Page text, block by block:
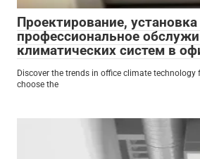
Проектирование, установка
профессиональное
климатических систем в
Discover the trends in office climate technology
choose the